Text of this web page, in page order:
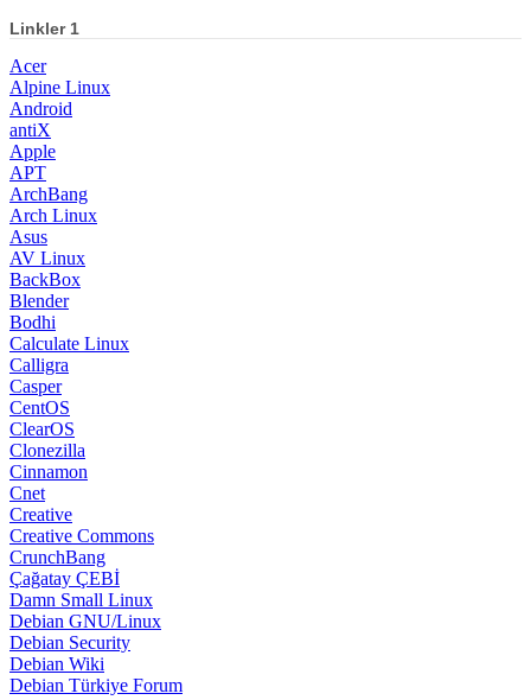
Linkler 1
Acer
Alpine Linux
Android
antiX
Apple
APT
ArchBang
Arch Linux
Asus
AV Linux
BackBox
Blender
Bodhi
Calculate Linux
Calligra
Casper
CentOS
ClearOS
Clonezilla
Cinnamon
Cnet
Creative
Creative Commons
CrunchBang
Çağatay ÇEBİ
Damn Small Linux
Debian GNU/Linux
Debian Security
Debian Wiki
Debian Türkiye Forum